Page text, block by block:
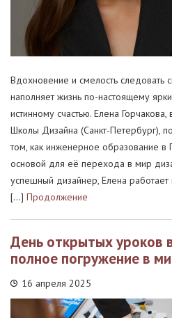
Вдохновение и смелость следовать
наполняет жизнь по-настоящему
истинному счастью. Елена
Школы Дизайна (Санкт-Петербург),
том, как инженерное образование в
основой для её перехода в мир
успешный дизайнер, Елена
[…] Продолжение
День открытых уроков
полное погружение в
16 апреля 2025